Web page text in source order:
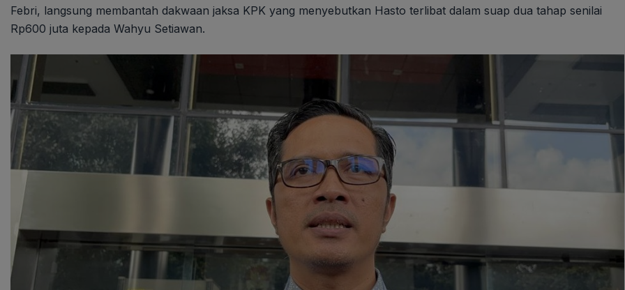
Febri, langsung membantah dakwaan jaksa KPK yang menyebutkan Hasto terlibat dalam suap dua tahap senilai
Rp600 juta kepada Wahyu Setiawan.